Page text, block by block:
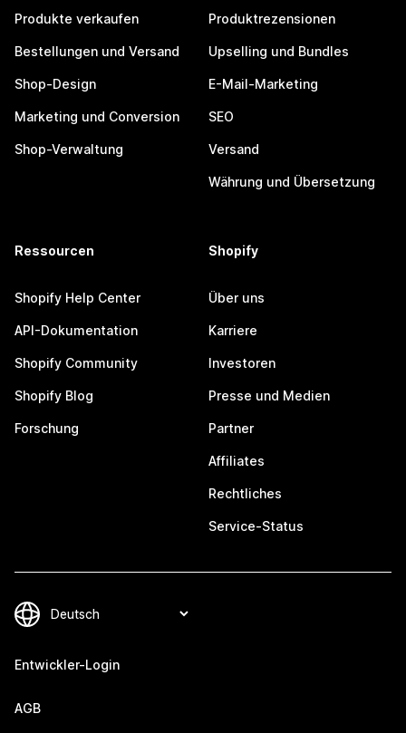
Produkte verkaufen
Bestellungen und Versand
Shop-Design
Marketing und Conversion
Shop-Verwaltung
Produktrezensionen
Upselling und Bundles
E-Mail-Marketing
SEO
Versand
Währung und Übersetzung
Ressourcen
Shopify Help Center
API-Dokumentation
Shopify Community
Shopify Blog
Forschung
Shopify
Über uns
Karriere
Investoren
Presse und Medien
Partner
Affiliates
Rechtliches
Service-Status
Entwickler-Login
AGB